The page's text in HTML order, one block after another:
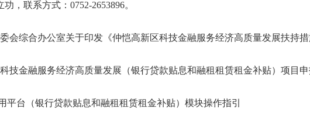
联系方式：0752-2653896。
会综合办公室关于印发《仲恺高新区科技金融服务经济高质量发展扶持
技金融服务经济高质量发展（银行贷款贴息和融租租赁租金补贴）项目
平台（银行贷款贴息和融租租赁租金补贴）模块操作指引